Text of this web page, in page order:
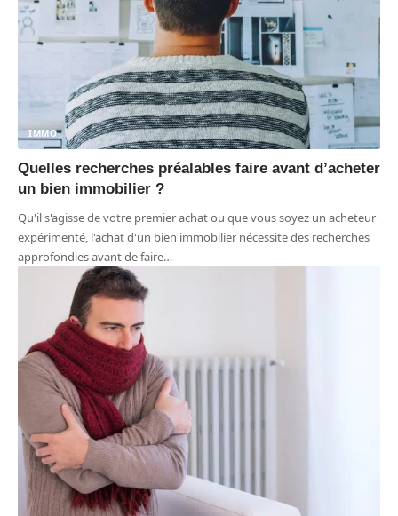
IMMO
Quelles recherches préalables faire avant d’acheter
un bien immobilier ?
Qu'il s'agisse de votre premier achat ou que vous soyez un acheteur
expérimenté, l'achat d'un bien immobilier nécessite des recherches
approfondies avant de faire…